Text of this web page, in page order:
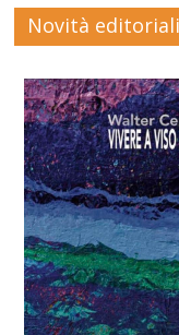
Novità editoriali